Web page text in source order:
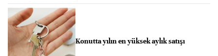
Konutta yılın en yüksek aylık satışı